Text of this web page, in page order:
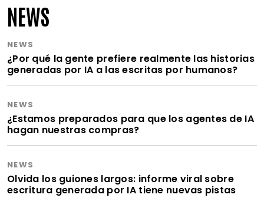
NEWS
NEWS
¿Por qué la gente prefiere realmente las historias
generadas por IA a las escritas por humanos?
NEWS
¿Estamos preparados para que los agentes de IA
hagan nuestras compras?
NEWS
Olvida los guiones largos: informe viral sobre
escritura generada por IA tiene nuevas pistas